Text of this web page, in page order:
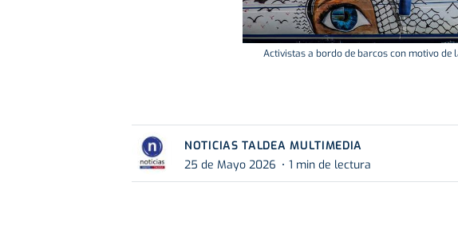
Activistas a bordo de barcos con motivo de
NOTICIAS TALDEA MULTIMEDIA
25 de Mayo 2026
1 min de lectura